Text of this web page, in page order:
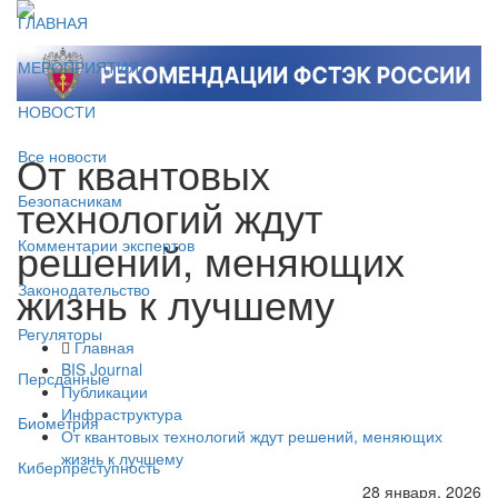
ГЛАВНАЯ
МЕРОПРИЯТИЯ
НОВОСТИ
Все новости
Безопасникам
Комментарии экспертов
Законодательство
Регуляторы
Персданные
Биометрия
Киберпреступность
От квантовых
технологий ждут
решений, меняющих
жизнь к лучшему
Главная
BIS Journal
Публикации
Инфраструктура
От квантовых технологий ждут решений, меняющих
жизнь к лучшему
28 января, 2026